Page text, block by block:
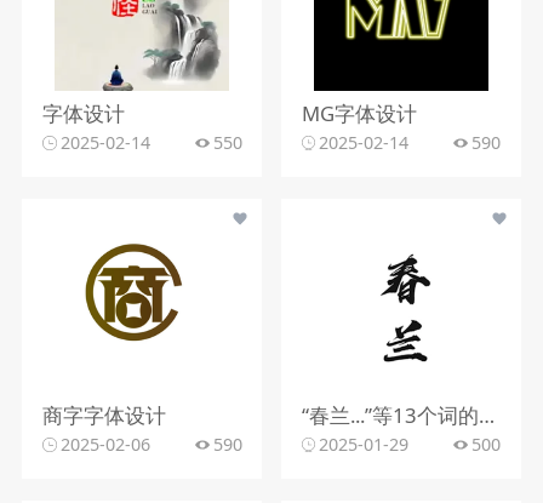
字体设计
2025-02-14 550
MG字体设计
2025-02-14 590
商字字体设计
2025-02-06 590
“春兰...”等13个词的字体设计
2025-01-29 500